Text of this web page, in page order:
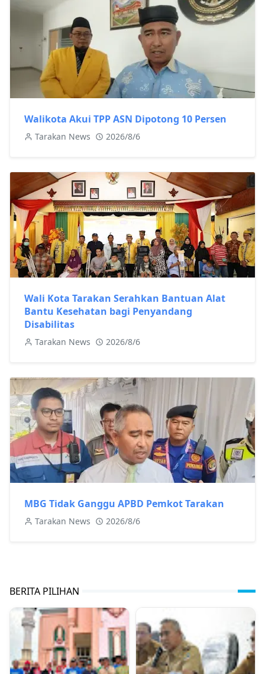
Walikota Akui TPP ASN Dipotong 10 Persen
Tarakan News 2026/8/6
Wali Kota Tarakan Serahkan Bantuan Alat
Bantu Kesehatan bagi Penyandang
Disabilitas
Tarakan News 2026/8/6
MBG Tidak Ganggu APBD Pemkot Tarakan
Tarakan News 2026/8/6
BERITA PILIHAN